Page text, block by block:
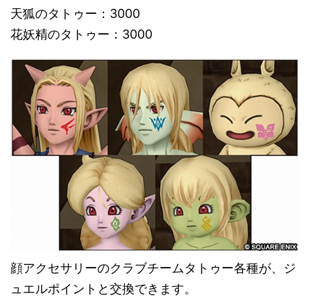
天狐のタトゥー：3000
花妖精のタトゥー：3000
顔アクセサリーのクラブチームタトゥー各種が、ジ
ュエルポイントと交換できます。